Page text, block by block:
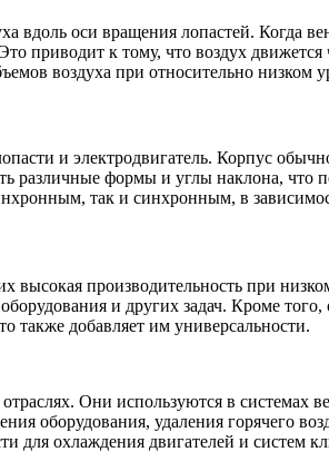
оси вращения лопастей. Когда
приводит к тому, что воздух
воздуха при относительно низком
и электродвигатель. Корпус
формы и углы наклона, что
так и синхронным, в
высокая производительность при
и других задач. Кроме
также добавляет им универсальности.
Они используются в
оборудования, удаления горячего
для охлаждения двигателей и систем